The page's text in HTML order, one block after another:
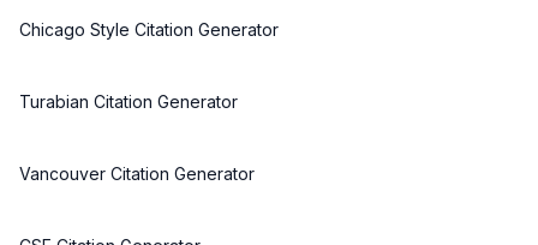
Chicago Style Citation Generator
Turabian Citation Generator
Vancouver Citation Generator